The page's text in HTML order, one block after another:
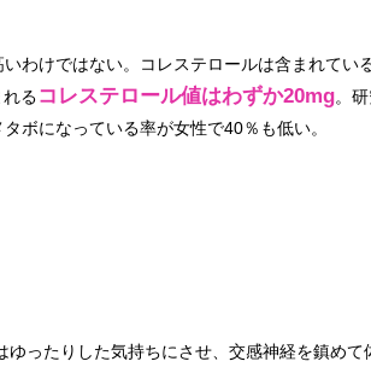
いわけではない。コレステロールは含まれて
るコレステロール値はわずか20mg。
ボになっている率が女性で40％も低い。
ゆったりした気持ちにさせ、交感神経を鎮め